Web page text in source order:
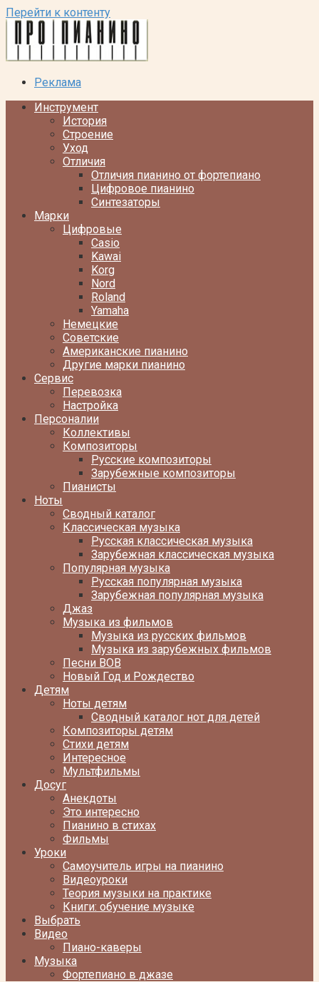
Перейти к контенту
Реклама
Инструмент
История
Строение
Уход
Отличия
Отличия пианино от фортепиано
Цифровое пианино
Синтезаторы
Марки
Цифровые
Casio
Kawai
Korg
Nord
Roland
Yamaha
Немецкие
Советские
Американские пианино
Другие марки пианино
Сервис
Перевозка
Настройка
Персоналии
Коллективы
Композиторы
Русские композиторы
Зарубежные композиторы
Пианисты
Ноты
Сводный каталог
Классическая музыка
Русская классическая музыка
Зарубежная классическая музыка
Популярная музыка
Русская популярная музыка
Зарубежная популярная музыка
Джаз
Музыка из фильмов
Музыка из русских фильмов
Музыка из зарубежных фильмов
Песни ВОВ
Новый Год и Рождество
Детям
Ноты детям
Сводный каталог нот для детей
Композиторы детям
Стихи детям
Интересное
Мультфильмы
Досуг
Анекдоты
Это интересно
Пианино в стихах
Фильмы
Уроки
Самоучитель игры на пианино
Видеоуроки
Теория музыки на практике
Книги: обучение музыке
Выбрать
Видео
Пиано-каверы
Музыка
Фортепиано в джазе